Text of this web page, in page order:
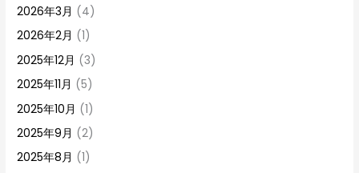
2026年3月 (4)
2026年2月 (1)
2025年12月 (3)
2025年11月 (5)
2025年10月 (1)
2025年9月 (2)
2025年8月 (1)